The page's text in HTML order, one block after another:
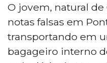
O jovem, natural de
notas falsas em
transportando em
bagageiro interno